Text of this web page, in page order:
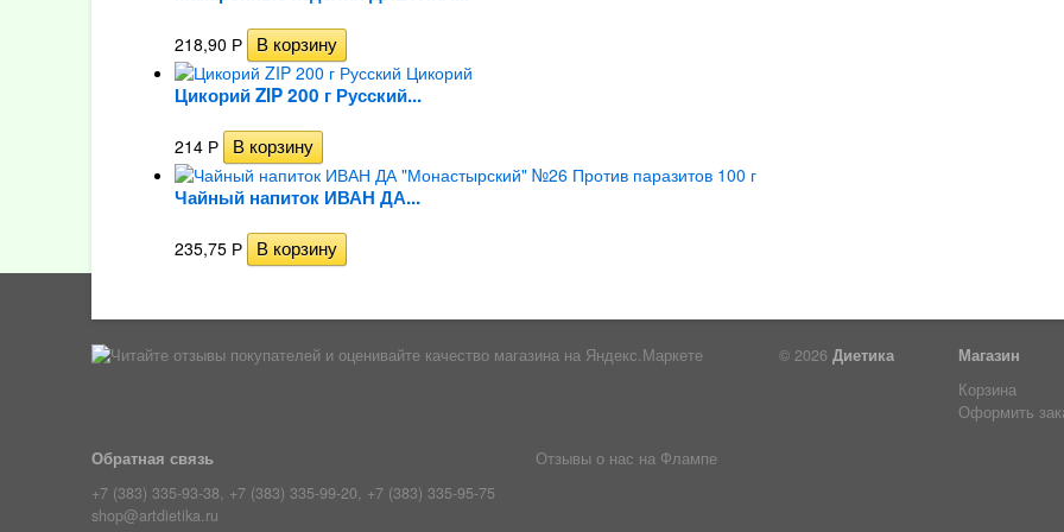
218,90 Р
Цикорий ZIP 200 г Русский...
214 Р
Чайный напиток ИВАН ДА...
235,75 Р
© 2026 Диетика
Магазин
Корзина
Оформить
Обратная связь
+7 (383) 335-93-38, +7 (383) 335-99-20, +7 (383) 335-95-75
shop@artdietika.ru
Отзывы о нас на Флампе